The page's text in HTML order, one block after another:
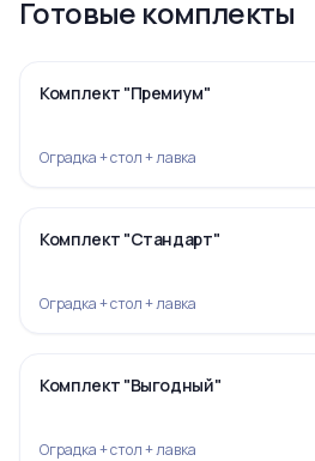
Готовые комплекты
Ограда 19
-7%
Комплект "Премиум"
Оградка + стол + лавка
-7%
Комплект "Стандарт"
Оградка + стол + лавка
-5%
Комплект "Выгодный"
Оградка + стол + лавка